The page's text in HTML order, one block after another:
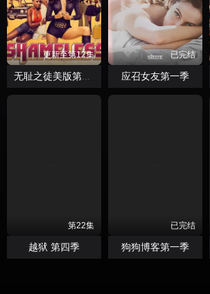
更新至第12集
无耻之徒美版第一季
已完结
应召女友第一季
第22集
越狱 第四季
已完结
狗狗博客第一季